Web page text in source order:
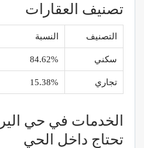
تصنيف العقارات
التصنيف النسبة
سكني 84.62%
تجاري 15.38%
الخدمات في حي
تحتاج داخل الحي